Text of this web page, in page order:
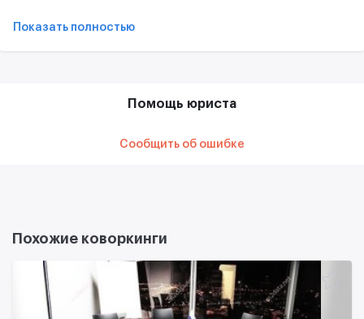
Показать полностью
Помощь юриста
Сообщить об ошибке
Похожие коворкинги